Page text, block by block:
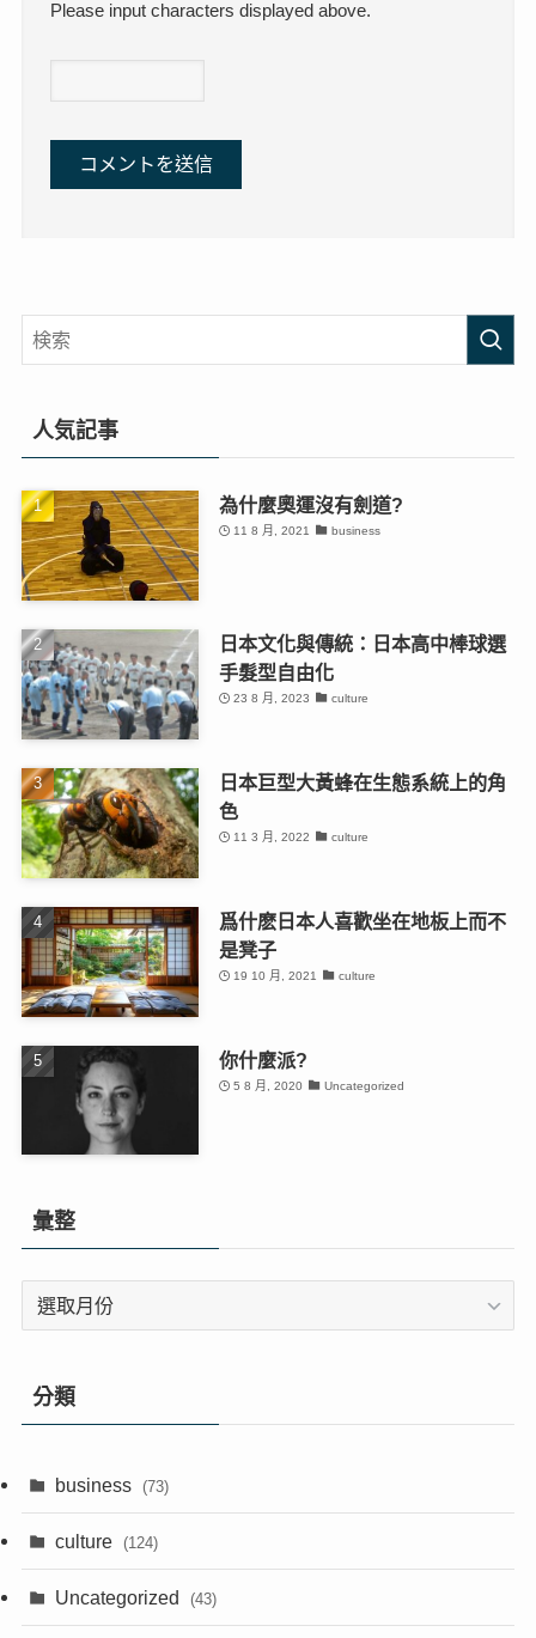
Please input characters displayed above.
人気記事
為什麼奧運沒有劍道?
11 8 月, 2021 business
日本文化與傳統：日本高中棒球選
手髮型自由化
23 8 月, 2023 culture
日本巨型大黃蜂在生態系統上的角
色
11 3 月, 2022 culture
爲什麽日本人喜歡坐在地板上而不
是凳子
19 10 月, 2021 culture
你什麼派?
5 8 月, 2020 Uncategorized
彙整
彙
分類
business (73)
culture (124)
Uncategorized (43)